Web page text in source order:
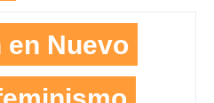
en Nuevo